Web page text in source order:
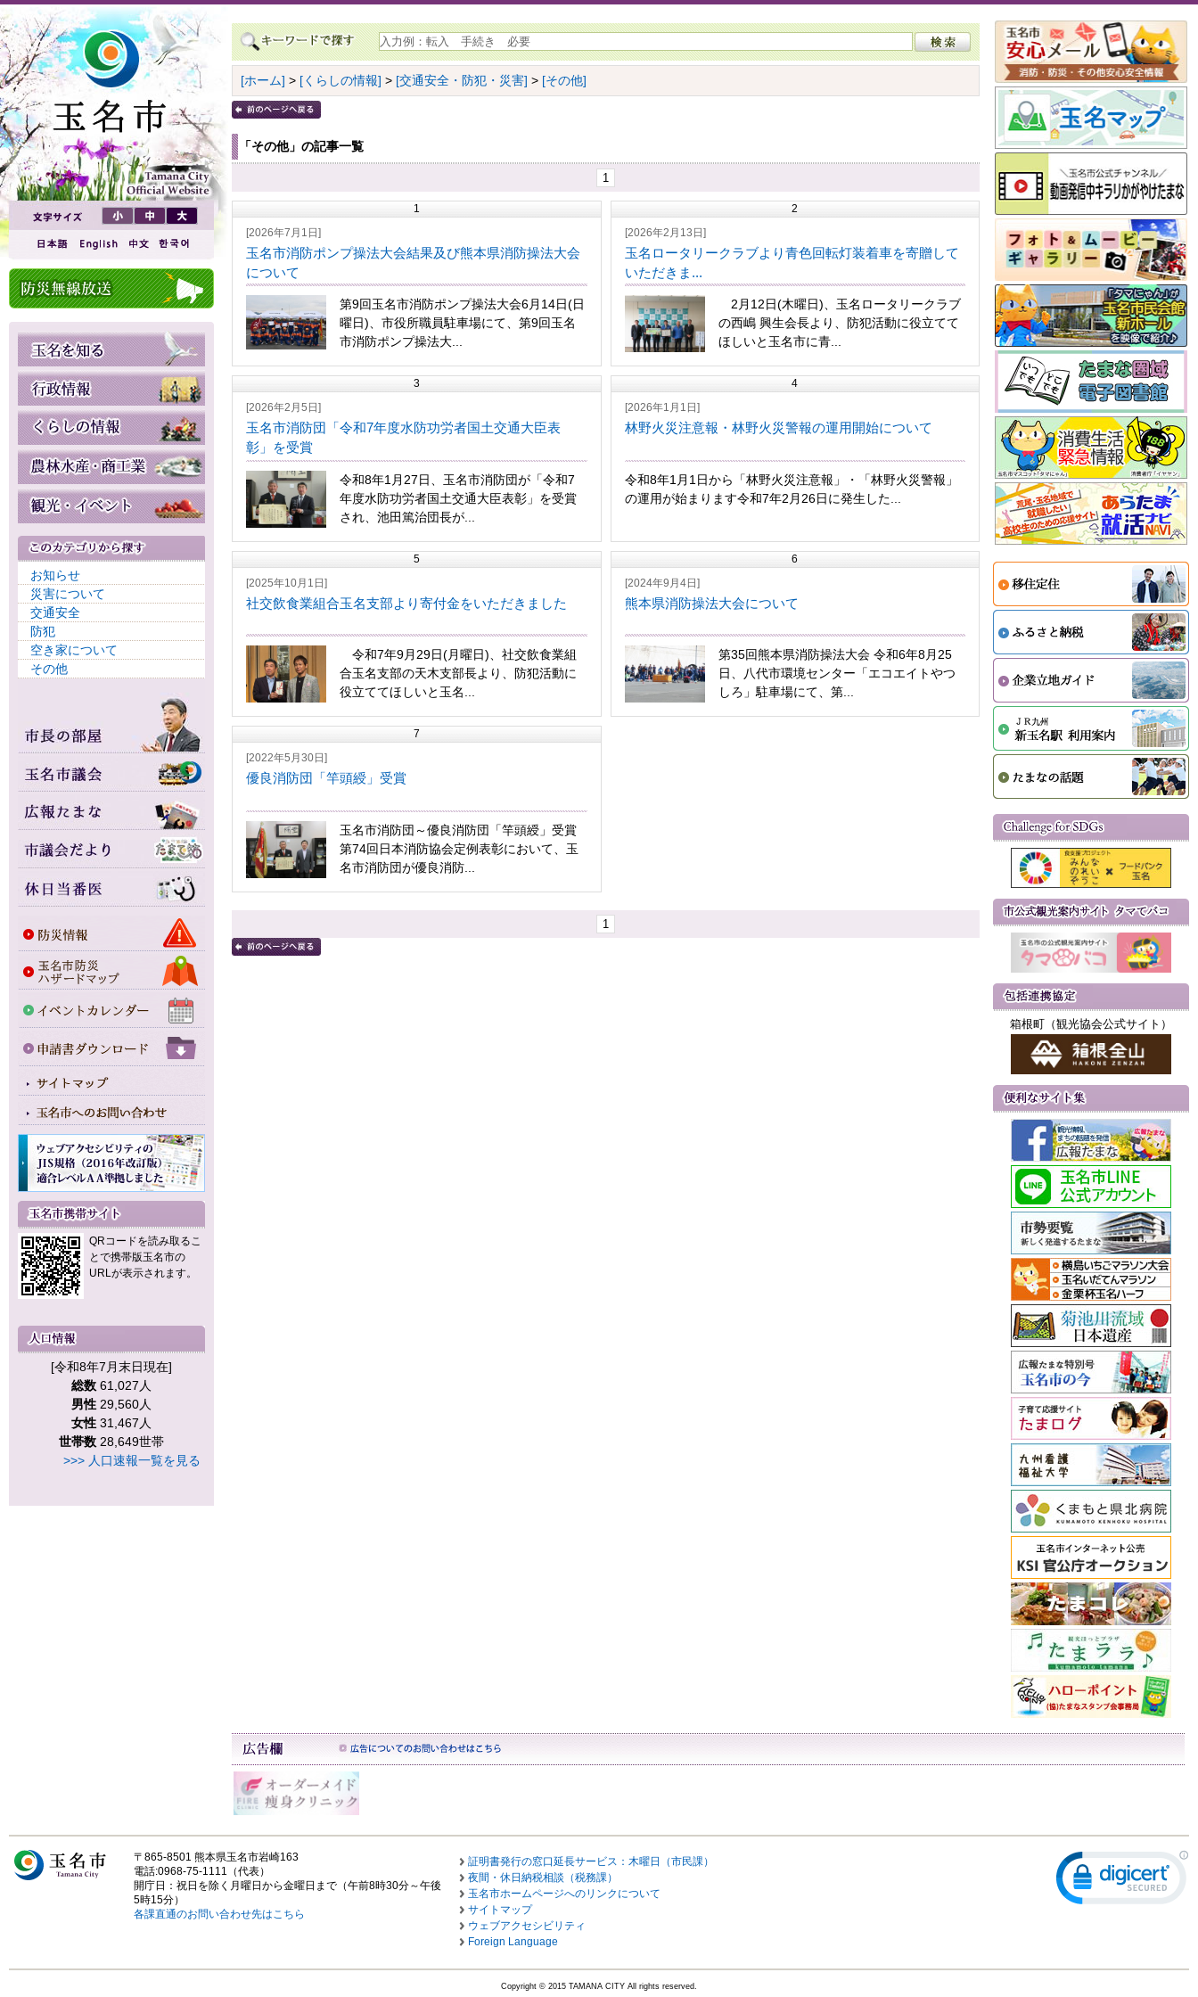
お知らせ
災害について
交通安全
防犯
空き家について
その他
QRコードを読み取るこ
とで携帯版玉名市の
URLが表示されます。
[令和8年7月末日現在]
総数 61,027人
男性 29,560人
女性 31,467人
世帯数 28,649世帯
>>> 人口速報一覧を見る
[ホーム] > [くらしの情報] > [交通安全・防犯・災害] > [その他]
「その他」の記事一覧
1
1
[2026年7月1日]
玉名市消防ポンプ操法大会結果及び熊本県消防操法大会
について
第9回玉名市消防ポンプ操法大会6月14日(日
曜日)、市役所職員駐車場にて、第9回玉名
市消防ポンプ操法大...
2
[2026年2月13日]
玉名ロータリークラブより青色回転灯装着車を寄贈して
いただきま...
2月12日(木曜日)、玉名ロータリークラブ
の西嶋 興生会長より、防犯活動に役立てて
ほしいと玉名市に青...
3
[2026年2月5日]
玉名市消防団「令和7年度水防功労者国土交通大臣表
彰」を受賞
令和8年1月27日、玉名市消防団が「令和7
年度水防功労者国土交通大臣表彰」を受賞
され、池田篤治団長が...
4
[2026年1月1日]
林野火災注意報・林野火災警報の運用開始について
令和8年1月1日から「林野火災注意報」・「林野火災警報」
の運用が始まります令和7年2月26日に発生した...
5
[2025年10月1日]
社交飲食業組合玉名支部より寄付金をいただきました
令和7年9月29日(月曜日)、社交飲食業組
合玉名支部の天木支部長より、防犯活動に
役立ててほしいと玉名...
6
[2024年9月4日]
熊本県消防操法大会について
第35回熊本県消防操法大会 令和6年8月25
日、八代市環境センター「エコエイトやつ
しろ」駐車場にて、第...
7
[2022年5月30日]
優良消防団「竿頭綬」受賞
玉名市消防団～優良消防団「竿頭綬」受賞
第74回日本消防協会定例表彰において、玉
名市消防団が優良消防...
1
箱根町（観光協会公式サイト）
〒865-8501 熊本県玉名市岩崎163
電話:0968-75-1111（代表）
開庁日：祝日を除く月曜日から金曜日まで（午前8時30分～午後
5時15分）
各課直通のお問い合わせ先はこちら
証明書発行の窓口延長サービス：木曜日（市民課）
夜間・休日納税相談（税務課）
玉名市ホームページへのリンクについて
サイトマップ
ウェブアクセシビリティ
Foreign Language
Copyright © 2015 TAMANA CITY All rights reserved.